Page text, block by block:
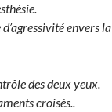
envers la
des deux yeux.
croisés..